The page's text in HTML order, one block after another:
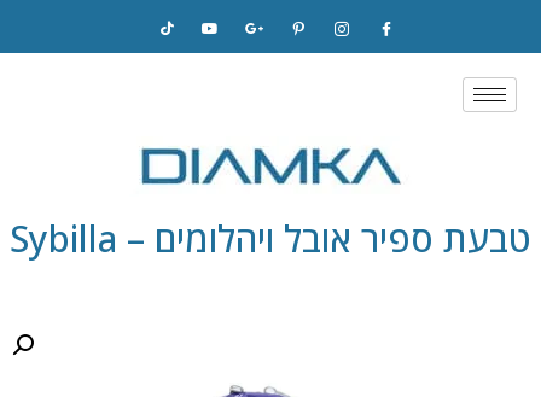
Skip
to
טבעת ספיר אובל ויהלומים – Sybilla